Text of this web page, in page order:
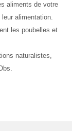
aliments de votre
alimentation.
les poubelles et
naturalistes,